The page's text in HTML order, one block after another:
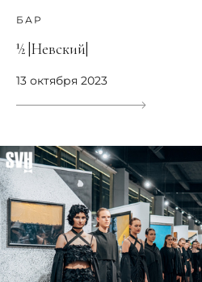
БАР
½ |Невский|
13 октября 2023